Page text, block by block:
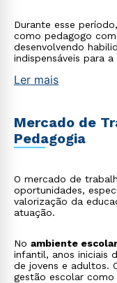
Durante esse
como pedagogo
desenvolvendo
indispensáveis para
Ler mais
Mercado de
Pedagogia
O mercado de
oportunidades,
valorização da
atuação.
No ambiente escolar
infantil, anos iniciais
de jovens e adultos.
gestão escolar como